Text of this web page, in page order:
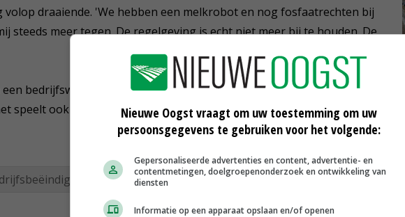
draaiende. 'We hebben een melkrobot en nog fosfaatrechten bij
steeds meer tegen. De regelgeving is echt niet meer bij te houden. De
bedrijfswoning naast de boerderij. 'Zij gaat hier niet weg en dat
speelt ook mee bij onze keuzes.'Nieuwe Oogst vraagt om uw toestemming om uw
persoonsgegevens te gebruiken voor het volgende:
Gepersonaliseerde advertenties en content, advertentie- en
contentmetingen, doelgroepenonderzoek en ontwikkeling van
diensten
Informatie op een apparaat opslaan en/of openen